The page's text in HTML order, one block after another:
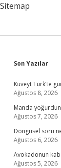
Sitemap
Son Yazılar
Kuveyt Türk’te
Ağustos 8, 2026
Manda
Ağustos 7, 2026
Döngüsel soru
Ağustos 6, 2026
Avokadonun
Ağustos 5, 2026